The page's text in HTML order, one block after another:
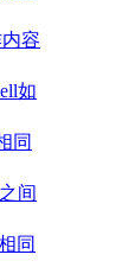
容
如
同
间
同